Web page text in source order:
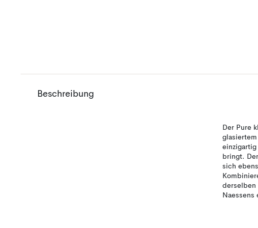
Beschreibung
Der Pure
bringt.
sich
derselben
Naessens